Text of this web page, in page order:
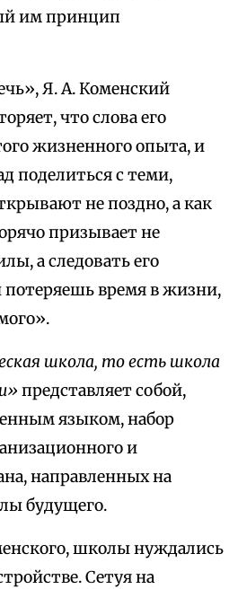
им принцип
Я. А. Коменский
что слова его
жизненного опыта, и
поделиться с теми,
не поздно, а как
призывает не
а следовать его
потеряешь время в жизни,
школа, то есть школа
представляет собой,
языком, набор
и
направленных на
будущего.
школы нуждались
Сетуя на